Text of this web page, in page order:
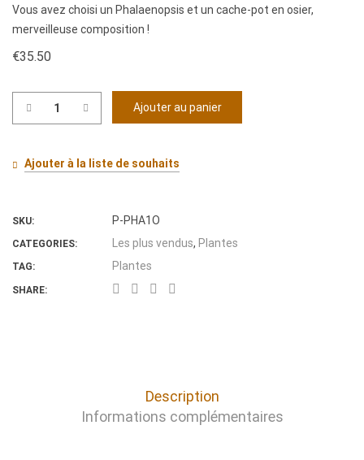
Vous avez choisi un Phalaenopsis et un cache-pot en osier,
merveilleuse composition !
€35.50
quantité
Phalaenopsis
Ajouter au panier
Ajouter à la liste de souhaits
SKU: P-PHA1O
CATEGORIES: Les plus vendus, Plantes
TAG: Plantes
SHARE:
Description
Informations complémentaires